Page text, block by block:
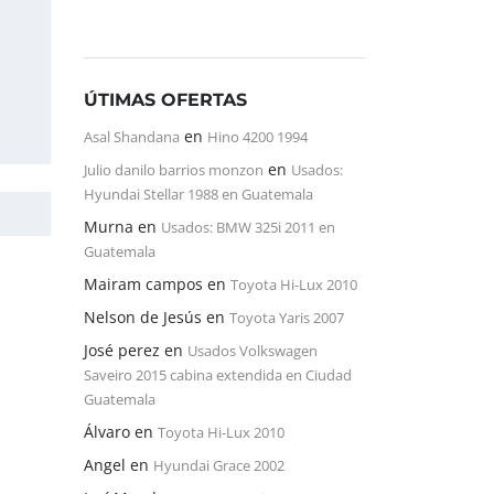
ÚTIMAS OFERTAS
Asal Shandana en Hino 4200 1994
Julio danilo barrios monzon en Usados:
Hyundai Stellar 1988 en Guatemala
Murna en Usados: BMW 325i 2011 en
Guatemala
Mairam campos en Toyota Hi-Lux 2010
Nelson de Jesús en Toyota Yaris 2007
José perez en Usados Volkswagen
Saveiro 2015 cabina extendida en Ciudad
Guatemala
Álvaro en Toyota Hi-Lux 2010
Angel en Hyundai Grace 2002